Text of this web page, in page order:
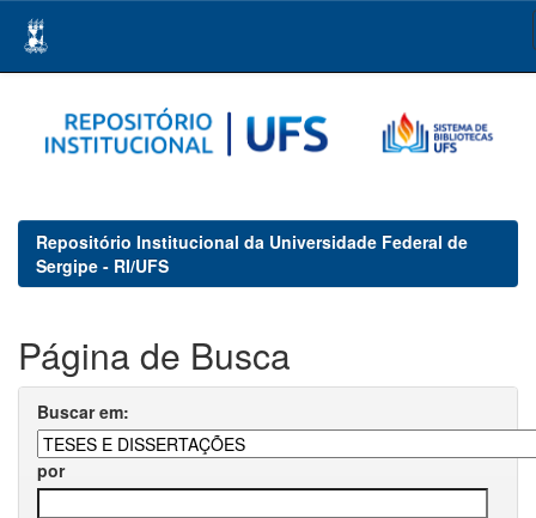
navigation
Repositório Institucional da Universidade Federal de
Sergipe - RI/UFS
Página de Busca
Buscar em:
por